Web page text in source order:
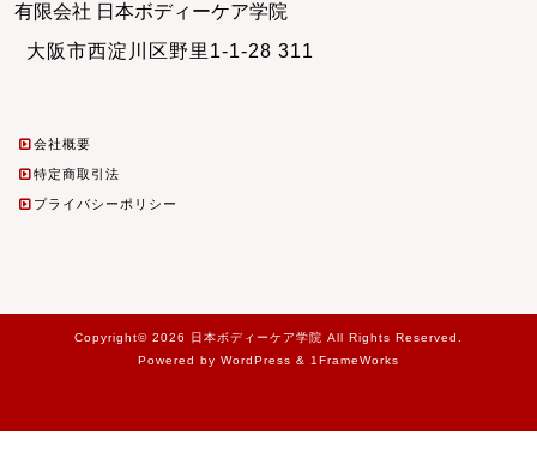
有限会社 日本ボディーケア学院
大阪市西淀川区野里1-1-28 311
会社概要
特定商取引法
プライバシーポリシー
Copyright© 2026 日本ボディーケア学院 All Rights Reserved.
Powered by WordPress & 1FrameWorks